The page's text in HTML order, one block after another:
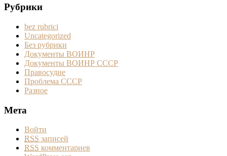
Рубрики
bez rubrici
Uncategorized
Без рубрики
Документы ВОИНР
Документы ВОИНР СССР
Правосудие
Проблема СССР
Разное
Мета
Войти
RSS записей
RSS комментариев